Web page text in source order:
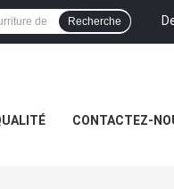
Recherche
CONTACTEZ-